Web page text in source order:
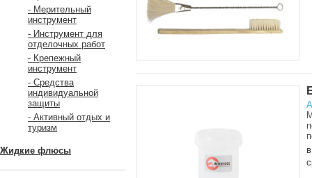
- Мерительный
инструмент
- Инструмент для
отделочных работ
- Крепежный
инструмент
- Средства
индивидуальной
защиты
- Активный отдых и
туризм
Жидкие флюсы